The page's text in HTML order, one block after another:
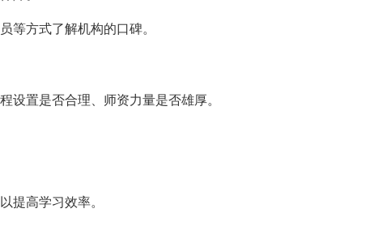
等方式了解机构的口碑。
置是否合理、师资力量是否雄厚。
提高学习效率。